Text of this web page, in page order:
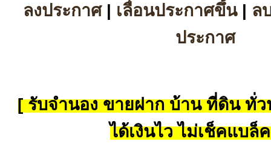
ลงประกาศ| เลื่อนประกาศขึ้น| ล
ประกาศ
[ รับจำนอง ขายฝาก บ้าน ที่ดิน ทั่ว
ได้เงินไว ไม่เช็คแบล็